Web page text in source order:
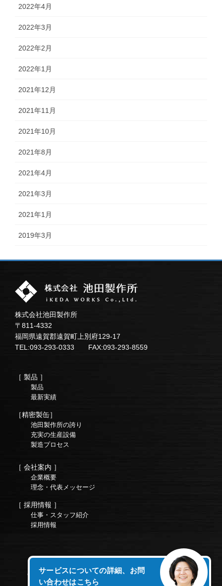
サービスについての詳細、お問
い合わせはこちら
2022年4月
2022年3月
2022年2月
2022年1月
2021年12月
2021年11月
2021年10月
2021年8月
2021年4月
2021年3月
2021年1月
2019年3月
株式会社池田製作所
〒811-4332
福岡県遠賀郡遠賀町上別府129-17
TEL:093-293-0333 FAX:093-293-8559
［ 製品 ］
製品
最新実績
［精密製缶］
池田製作所の誇り
充実の生産設備
製造プロセス
［ 会社案内 ］
企業概要
理念・代表メッセージ
［ 採用情報 ］
仕事・スタッフ紹介
採用情報
Copyright © 株式会社池田製作所オフィシャルサイト All Rights
Reserved.